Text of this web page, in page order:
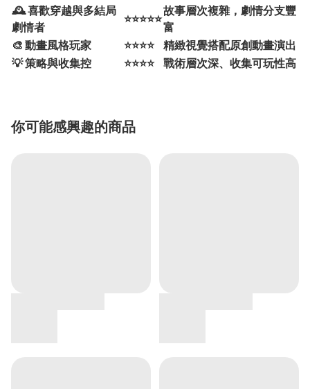
🕰️ 喜歡穿越與多結局
劇情者
⭐⭐⭐⭐⭐
故事層次複雜，劇情分支豐
富
🎨 動畫風格玩家
⭐⭐⭐⭐
精緻視覺搭配原創動畫演出
💡 策略與收集控
⭐⭐⭐⭐ 戰術層次深、收集可玩性高
你可能感興趣的商品